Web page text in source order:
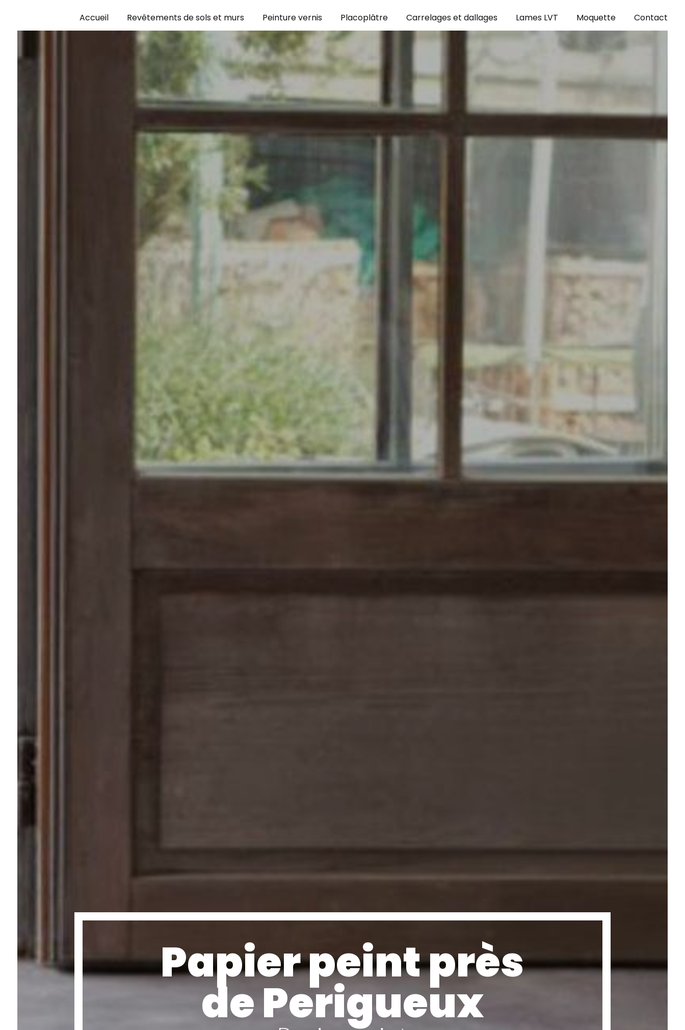
Accueil Revêtements de sols et murs Peinture vernis Placoplâtre Carrelages et dallages Lames LVT Moquette Contact
Papier peint près
de Perigueux